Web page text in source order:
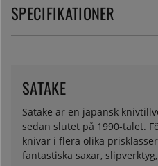
SPECIFIKATIONER
Satake är en japansk
sedan slutet på 1990-talet.
knivar i flera olika
fantastiska saxar,
SATAKE